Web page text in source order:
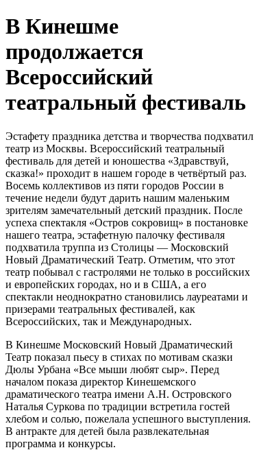
В Кинешме
продолжается
Всероссийский
театральный фестиваль
Эстафету праздника детства и творчества подхватил
театр из Москвы. Всероссийский театральный
фестиваль для детей и юношества «Здравствуй,
сказка!» проходит в нашем городе в четвёртый раз.
Восемь коллективов из пяти городов России в
течение недели будут дарить нашим маленьким
зрителям замечательный детский праздник. После
успеха спектакля «Остров сокровищ» в постановке
нашего театра, эстафетную палочку фестиваля
подхватила труппа из Столицы — Московский
Новый Драматический Театр. Отметим, что этот
театр побывал с гастролями не только в российских
и европейских городах, но и в США, а его
спектакли неоднократно становились лауреатами и
призерами театральных фестивалей, как
Всероссийских, так и Международных.
В Кинешме Московский Новый Драматический
Театр показал пьесу в стихах по мотивам сказки
Дюлы Урбана «Все мыши любят сыр». Перед
началом показа директор Кинешемского
драматического театра имени А.Н. Островского
Наталья Суркова по традиции встретила гостей
хлебом и солью, пожелала успешного выступления.
В антракте для детей была развлекательная
программа и конкурсы.